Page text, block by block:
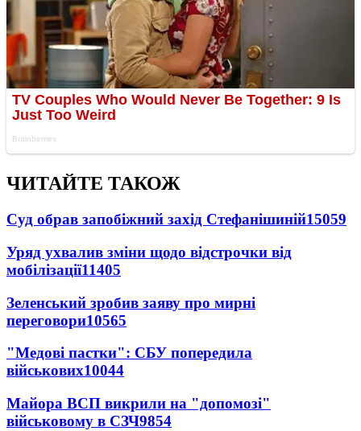
ЧИТАЙТЕ ТАКОЖ
Суд обрав запобіжний захід Стефанішиній15059
Уряд ухвалив зміни щодо відстрочки від
мобілізації11405
Зеленський зробив заяву про мирні
переговори10565
"Медові пастки": СБУ попередила
військових10044
Майора ВСП викрили на "допомозі"
військовому в СЗЧ9854